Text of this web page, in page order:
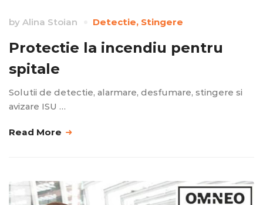
by Alina Stoian Detectie, Stingere
Protectie la incendiu pentru
spitale
Solutii de detectie, alarmare, desfumare, stingere si
avizare ISU …
Read More